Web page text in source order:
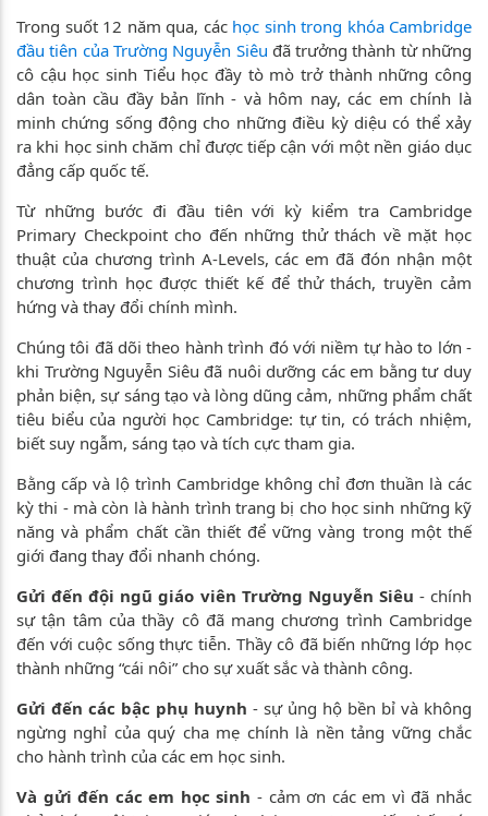
Trong suốt 12 năm qua, các học sinh trong khóa Cambridge
đầu tiên của Trường Nguyễn Siêu đã trưởng thành từ những
cô cậu học sinh Tiểu học đầy tò mò trở thành những công
dân toàn cầu đầy bản lĩnh - và hôm nay, các em chính là
minh chứng sống động cho những điều kỳ diệu có thể xảy
ra khi học sinh chăm chỉ được tiếp cận với một nền giáo dục
đẳng cấp quốc tế.
Từ những bước đi đầu tiên với kỳ kiểm tra Cambridge
Primary Checkpoint cho đến những thử thách về mặt học
thuật của chương trình A-Levels, các em đã đón nhận một
chương trình học được thiết kế để thử thách, truyền cảm
hứng và thay đổi chính mình.
Chúng tôi đã dõi theo hành trình đó với niềm tự hào to lớn -
khi Trường Nguyễn Siêu đã nuôi dưỡng các em bằng tư duy
phản biện, sự sáng tạo và lòng dũng cảm, những phẩm chất
tiêu biểu của người học Cambridge: tự tin, có trách nhiệm,
biết suy ngẫm, sáng tạo và tích cực tham gia.
Bằng cấp và lộ trình Cambridge không chỉ đơn thuần là các
kỳ thi - mà còn là hành trình trang bị cho học sinh những kỹ
năng và phẩm chất cần thiết để vững vàng trong một thế
giới đang thay đổi nhanh chóng.
Gửi đến đội ngũ giáo viên Trường Nguyễn Siêu - chính
sự tận tâm của thầy cô đã mang chương trình Cambridge
đến với cuộc sống thực tiễn. Thầy cô đã biến những lớp học
thành những “cái nôi” cho sự xuất sắc và thành công.
Gửi đến các bậc phụ huynh - sự ủng hộ bền bỉ và không
ngừng nghỉ của quý cha mẹ chính là nền tảng vững chắc
cho hành trình của các em học sinh.
Và gửi đến các em học sinh - cảm ơn các em vì đã nhắc